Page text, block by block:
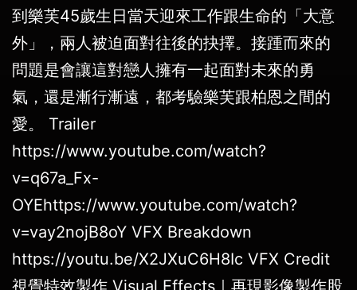
到樂芙45歲生日當天迎來工作跟生命的「大意
外」，兩人被迫面對往後的抉擇。接踵而來的
問題是會讓這對戀人擁有一起面對未來的勇
氣，還是漸行漸遠，都考驗樂芙跟柏恩之間的
愛。 Trailer
https://www.youtube.com/watch?
v=q67a_Fx-
OYEhttps://www.youtube.com/watch?
v=vay2nojB8oY VFX Breakdown
https://youtu.be/X2JXuC6H8Ic VFX Credit